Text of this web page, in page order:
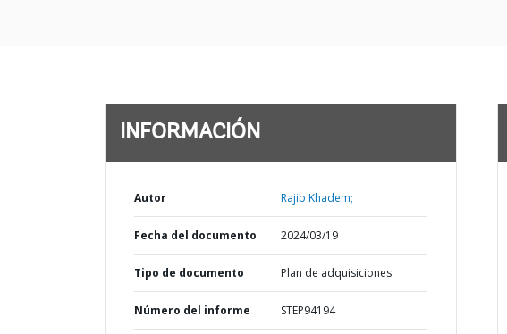
INFORMACIÓN
Autor Rajib Khadem;
Fecha del documento 2024/03/19
Tipo de documento Plan de adquisiciones
Número del informe STEP94194